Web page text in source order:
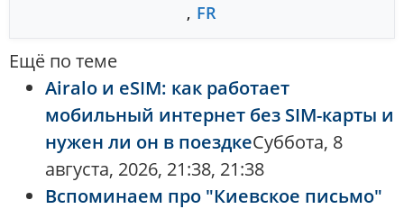
, FR
Ещё по теме
Airalo и eSIM: как работает
мобильный интернет без SIM-карты и
нужен ли он в поездкеСуббота, 8
августа, 2026, 21:38, 21:38
Вспоминаем про "Киевское письмо"